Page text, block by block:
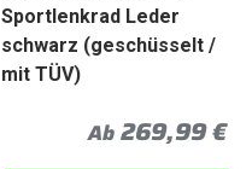
Sportlenkrad Leder
schwarz (geschüsselt /
mit TÜV)
Normaler
Ab269,99 €